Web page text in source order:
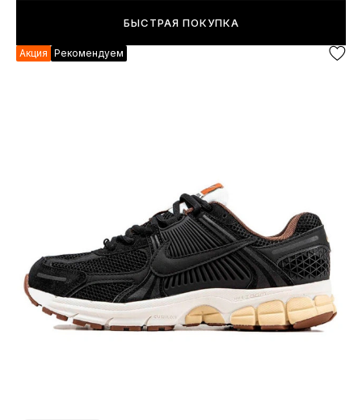
БЫСТРАЯ ПОКУПКА
Акция Рекомендуем